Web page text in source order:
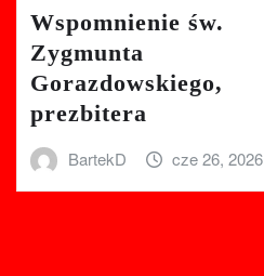
Wspomnienie św.
Zygmunta
Gorazdowskiego,
prezbitera
BartekD cze 26, 2026